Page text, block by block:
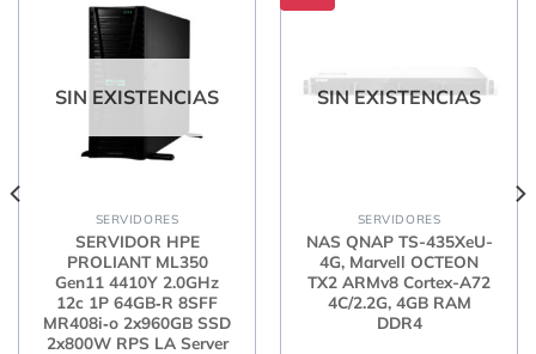
SIN EXISTENCIAS
SERVIDORES
SERVIDOR HPE
PROLIANT ML350
Gen11 4410Y 2.0GHz
12c 1P 64GB‑R 8SFF
MR408i‑o 2x960GB SSD
2x800W RPS LA Server
SIN EXISTENCIAS
SERVIDORES
NAS QNAP TS-435XeU-
4G, Marvell OCTEON
TX2 ARMv8 Cortex-A72
4C/2.2G, 4GB RAM
DDR4